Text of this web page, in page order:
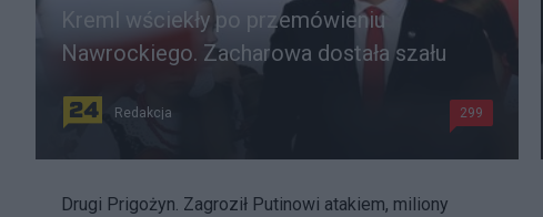
Kreml wściekły po przemówieniu
Nawrockiego. Zacharowa dostała szału
Redakcja 299
Drugi Prigożyn. Zagroził Putinowi atakiem, miliony